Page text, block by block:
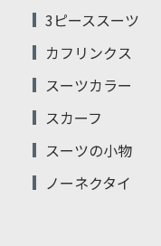
3ピーススーツ
カフリンクス
スーツカラー
スカーフ
スーツの小物
ノーネクタイ